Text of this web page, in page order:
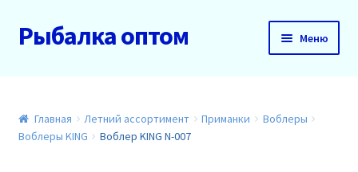
Перейти
к
Перейти
к
Рыбалка оптом Меню
О насГлавная Летний ассортимент Приманки
Воблеры
Воблеры KING
Воблер KING N-007